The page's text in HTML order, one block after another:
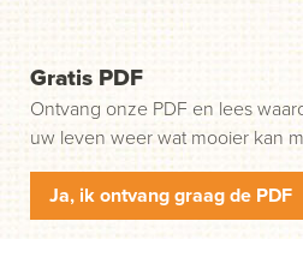
Gratis PDF
Ontvang onze PDF en lees
uw leven weer wat mooier kan
Ja, ik ontvang graag de PDF